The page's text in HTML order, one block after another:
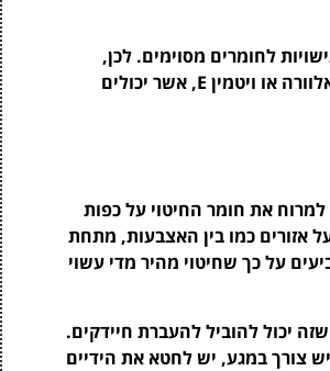
לחומרים מסוימים. לכן,
מומלץ לבחור חומר חיטוי ידידותי לעור, אשר מכיל מרכיבים מרגיעים כמו אלוורה או ויטמין E, אשר יכולים
את חומר החיטוי על כפות
20 שניות. יש לשים דגש על אזורים כמו בין האצבעות, מתחת
על כך שחיטוי מהיר מדי עשוי
יכול להוביל להעברת חיידקים.
צורך במגע, יש לחטא את הידיים